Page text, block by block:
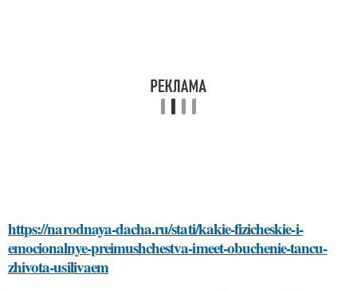
https://narodnaya-dacha.ru/stati/kakie-fizicheskie-i-
emocionalnye-preimushchestva-imeet-obuchenie-tancu-
zhivota-usilivaem